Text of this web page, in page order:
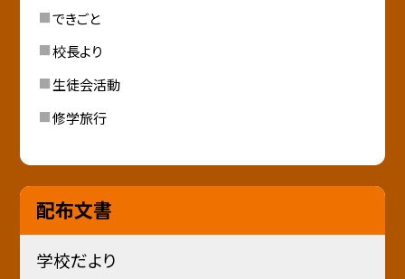
できごと
校長より
生徒会活動
修学旅行
配布文書
学校だより